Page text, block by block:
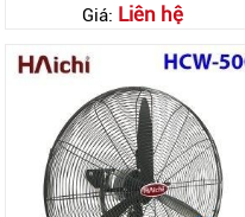
Giá: Liên hệ